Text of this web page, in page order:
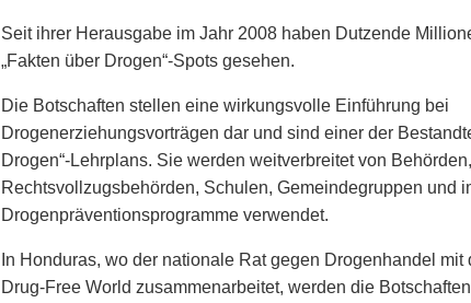
Seit ihrer Herausgabe im Jahr 2008 haben Dutzende
„Fakten über Drogen“-Spots gesehen.
Die Botschaften stellen eine wirkungsvolle Einführung bei
Drogenerziehungsvorträgen dar und sind einer der
Drogen“-Lehrplans. Sie werden weitverbreitet von Behörden,
Rechtsvollzugsbehörden, Schulen, Gemeindegruppen und
Drogenpräventionsprogramme verwendet.
In Honduras, wo der nationale Rat gegen Drogenhandel mit
Drug-Free World zusammenarbeitet, werden die